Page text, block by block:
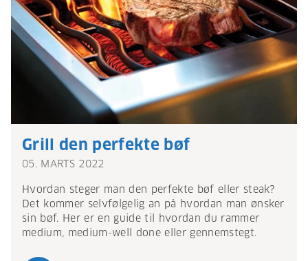
Grill den perfekte bøf
05. MARTS 2022
Hvordan steger man den perfekte bøf eller steak?
Det kommer selvfølgelig an på hvordan man ønsker
sin bøf. Her er en guide til hvordan du rammer
medium, medium-well done eller gennemstegt.